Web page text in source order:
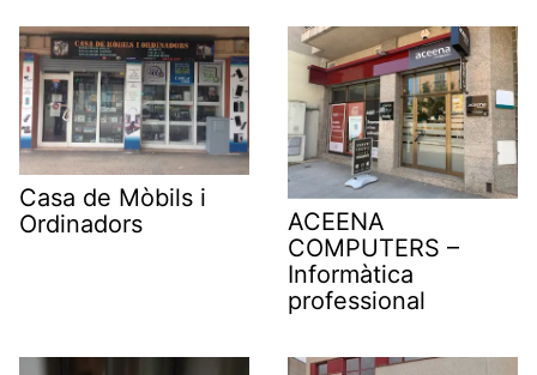
Casa de Mòbils i
Ordinadors
ACEENA
COMPUTERS –
Informàtica
professional